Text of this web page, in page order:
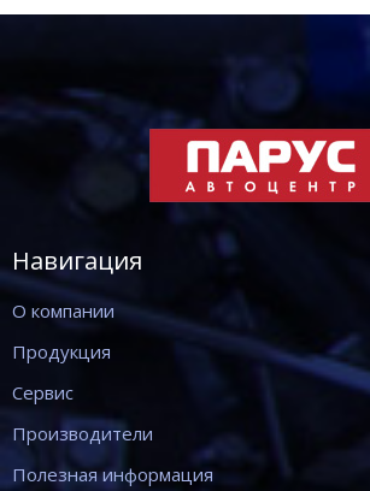
Навигация
О компании
Продукция
Сервис
Производители
Полезная информация